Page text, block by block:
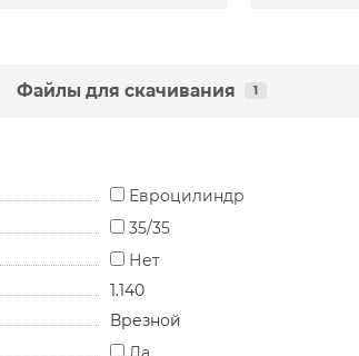
Файлы для скачивания 1
Евроцилиндр
35/35
Нет
1.140
Врезной